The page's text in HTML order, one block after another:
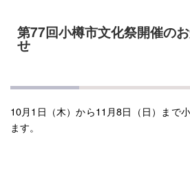
第77回小樽市文化祭開催の
10月1日（木）から11月8日（日）まで
ます。